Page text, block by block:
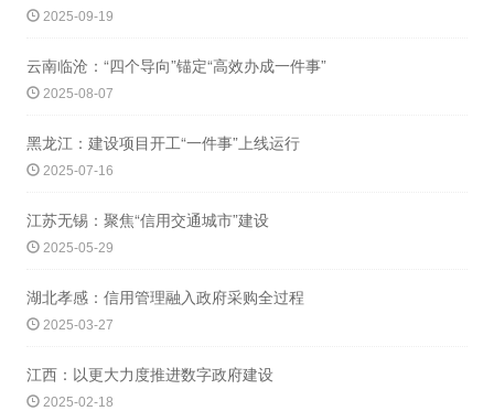
2025-09-19
云南临沧：“四个导向”锚定“高效办成一件事”
2025-08-07
黑龙江：建设项目开工“一件事”上线运行
2025-07-16
江苏无锡：聚焦“信用交通城市”建设
2025-05-29
湖北孝感：信用管理融入政府采购全过程
2025-03-27
江西：以更大力度推进数字政府建设
2025-02-18